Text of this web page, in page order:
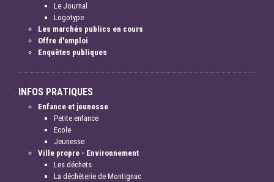
Le Journal
Logotype
Les marchés publics en cours
Offre d'emploi
Enquêtes publiques
INFOS PRATIQUES
Enfance et jeunesse
Petite enfance
Ecole
Jeunesse
Ville propre - Environnement
Les déchets
La déchèterie de Montignac